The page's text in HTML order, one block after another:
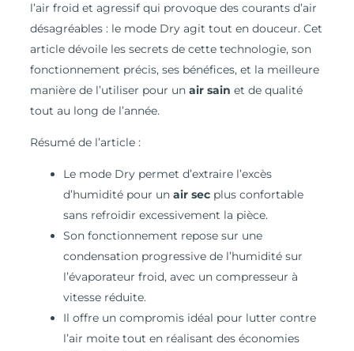
l’air froid et agressif qui provoque des courants d’air
désagréables : le mode Dry agit tout en douceur. Cet
article dévoile les secrets de cette technologie, son
fonctionnement précis, ses bénéfices, et la meilleure
manière de l’utiliser pour un air sain et de qualité
tout au long de l’année.
Résumé de l’article :
Le mode Dry permet d’extraire l’excès
d’humidité pour un air secplus confortable
sans refroidir excessivement la pièce.
Son fonctionnement repose sur une
condensation progressive de l’humidité sur
l’évaporateur froid, avec un compresseur à
vitesse réduite.
Il offre un compromis idéal pour lutter contre
l’air moite tout en réalisant des économies